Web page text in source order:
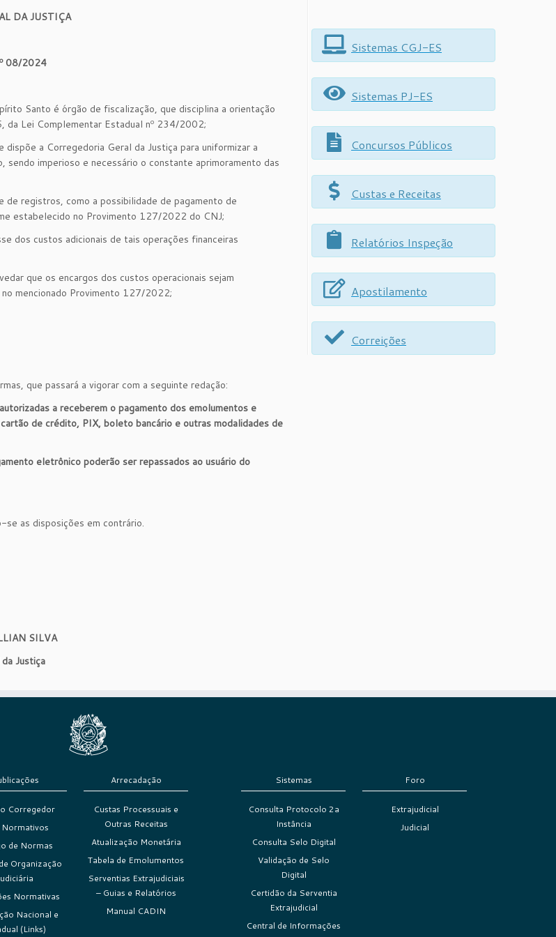
DA JUSTIÇA
08/2024
Santo é órgão de fiscalização, que disciplina a orientação
da Lei Complementar Estadual nº 234/2002;
a Corregedoria Geral da Justiça para uniformizar a
imperioso e necessário o constante aprimoramento das
de registros, como a possibilidade de pagamento de
estabelecido no Provimento 127/2022 do CNJ;
dos custos adicionais de tais operações financeiras
que os encargos dos custos operacionais sejam
mencionado Provimento 127/2022;
que passará a vigorar com a seguinte redação:
a receberem o pagamento dos emolumentos e
de crédito, PIX, boleto bancário e outras modalidades de
eletrônico poderão ser repassados ao usuário do
se as disposições em contrário.
SILVA
Justiça
Sistemas CGJ-ES
Sistemas PJ-ES
Concursos Públicos
Custas e Receitas
Relatórios Inspeção
Apostilamento
Correições
Corregedor
Normativos
de Normas
Organização
Normativas
Nacional e
(Links)
Arrecadação
Custas Processuais e
Outras Receitas
Atualização Monetária
Tabela de Emolumentos
Serventias Extrajudiciais
– Guias e Relatórios
Manual CADIN
Sistemas
Consulta Protocolo 2a
Instância
Consulta Selo Digital
Validação de Selo
Digital
Certidão da Serventia
Extrajudicial
Central de Informações
Foro
Extrajudicial
Judicial